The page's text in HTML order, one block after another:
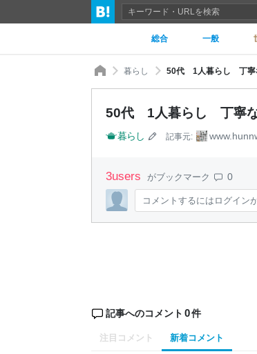
総合 一般
暮らし 50代 1人暮らし 丁寧
50代 1人暮らし 丁寧
暮らし 記事元:
3users がブックマーク 0
コメントするにはログイン
記事へのコメント 0件
注目コメント 新着コメント